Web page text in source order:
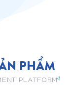
PHẨM
PLATFORM